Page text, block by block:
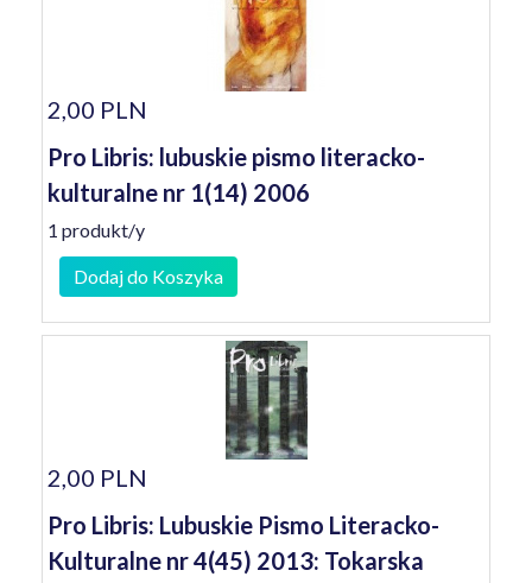
2,00 PLN
Pro Libris: lubuskie pismo literacko-
kulturalne nr 1(14) 2006
1 produkt/y
Dodaj do Koszyka
2,00 PLN
Pro Libris: Lubuskie Pismo Literacko-
Kulturalne nr 4(45) 2013: Tokarska